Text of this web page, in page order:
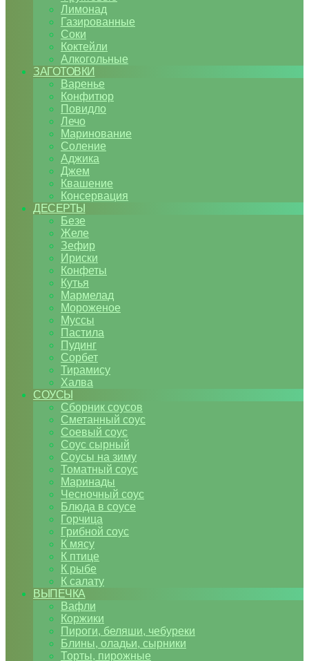
Лимонад
Газированные
Соки
Коктейли
Алкогольные
ЗАГОТОВКИ
Варенье
Конфитюр
Повидло
Лечо
Маринование
Соление
Аджика
Джем
Квашение
Консервация
ДЕСЕРТЫ
Безе
Желе
Зефир
Ириски
Конфеты
Кутья
Мармелад
Мороженое
Муссы
Пастила
Пудинг
Сорбет
Тирамису
Халва
СОУСЫ
Сборник соусов
Сметанный соус
Соевый соус
Соус сырный
Соусы на зиму
Томатный соус
Маринады
Чесночный соус
Блюда в соусе
Горчица
Грибной соус
К мясу
К птице
К рыбе
К салату
ВЫПЕЧКА
Вафли
Коржики
Пироги, беляши, чебуреки
Блины, оладьи, сырники
Торты, пирожные